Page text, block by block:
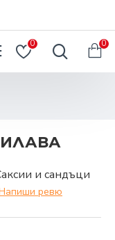
0 0
ревю